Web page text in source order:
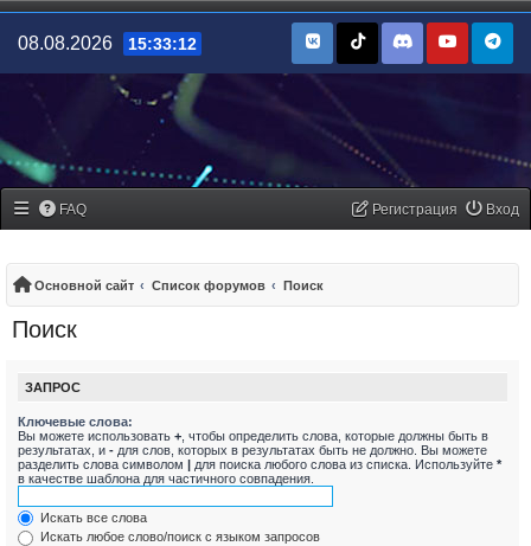
08.08.2026 15:33:12
FAQ Вход
Регистрация
Основной сайт Список форумов Поиск
Поиск
ЗАПРОС
Ключевые слова:
Вы можете использовать + , чтобы определить слова, которые должны быть в
результатах, и - для слов, которых в результатах быть не должно. Вы можете
разделить слова символом | для поиска любого слова из списка. Используйте *
в качестве шаблона для частичного совпадения.
Искать все слова
Искать любое слово/поиск с языком запросов